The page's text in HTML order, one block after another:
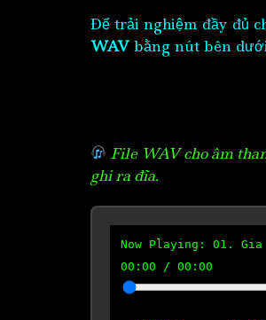
Để trải nghiệm đầy đủ
WAV bằng nút bên
File WAV cho âm
ghi ra đĩa.
Now Playing: 01. Gia
00:00 / 00:00